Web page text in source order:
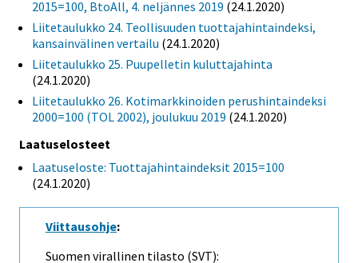
2015=100, BtoAll, 4. neljännes 2019 (24.1.2020)
Liitetaulukko 24. Teollisuuden tuottajahintaindeksi,
kansainvälinen vertailu (24.1.2020)
Liitetaulukko 25. Puupelletin kuluttajahinta
(24.1.2020)
Liitetaulukko 26. Kotimarkkinoiden perushintaindeksi
2000=100 (TOL 2002), joulukuu 2019 (24.1.2020)
Laatuselosteet
Laatuseloste: Tuottajahintaindeksit 2015=100
(24.1.2020)
Viittausohje:
Suomen virallinen tilasto (SVT):